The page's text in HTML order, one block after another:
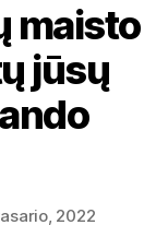
maisto
jūsų
2022